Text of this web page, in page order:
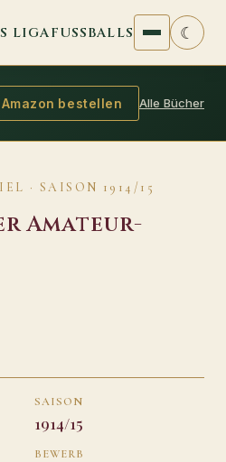
LIGAFUSSBALLS ☾
Amazon bestellen Alle Bücher
· SAISON 1914/15
Amateur-
SAISON
1914/15
BEWERB